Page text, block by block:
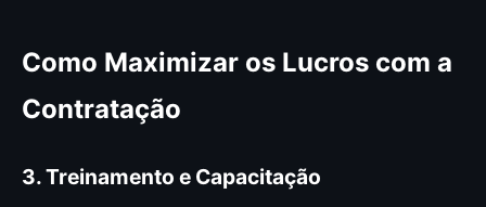
Como Maximizar os Lucros com a
Contratação
3. Treinamento e Capacitação